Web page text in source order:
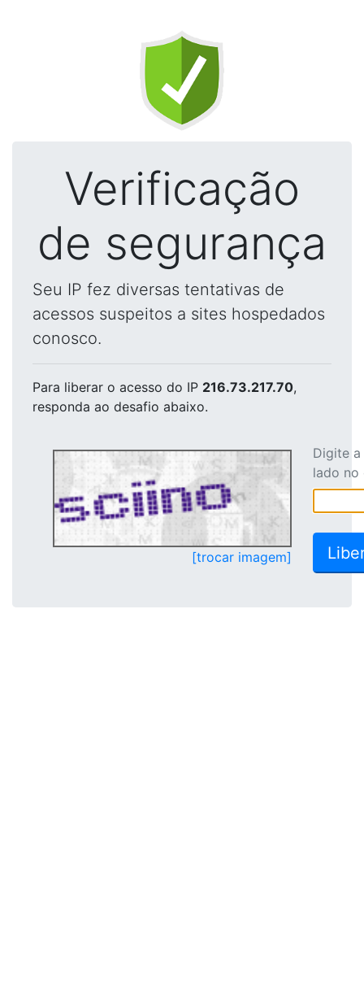
Verificação
de segurança
Seu IP fez diversas tentativas de
acessos suspeitos a sites hospedados
conosco.
Para liberar o acesso do IP 216.73.217.70,
responda ao desafio abaixo.
[trocar imagem]
Digite
lado no